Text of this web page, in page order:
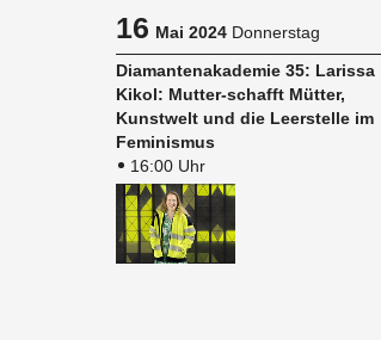
16Mai 2024 Donnerstag
Dia­man­ten­aka­de­mie 35: La­ris­sa
Kikol: Mut­ter-schafft Müt­ter,
Kunst­welt und die Leer­stel­le im
Fe­mi­nis­mus
16:00 Uhr